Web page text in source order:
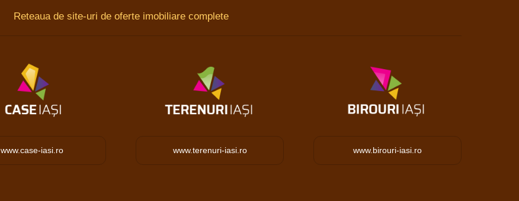
Reteaua de site-uri de oferte imobiliare complete
www.case-iasi.ro www.terenuri-iasi.ro www.birouri-iasi.ro